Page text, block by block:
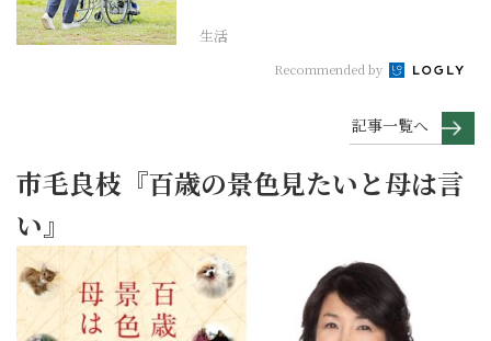
生活
Recommended by
記事一覧へ
市毛良枝『百歳の景色見たいと母は言
い』